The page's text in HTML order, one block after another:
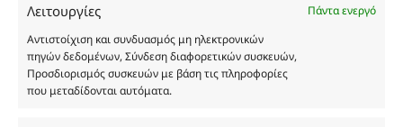
Λειτουργίες
Πάντα ενεργό
Αντιστοίχιση και συνδυασμός μη ηλεκτρονικών
πηγών δεδομένων, Σύνδεση διαφορετικών συσκευών,
Προσδιορισμός συσκευών με βάση τις πληροφορίες
που μεταδίδονται αυτόματα.
και δεν είναι προς πώληση το εικονιζόμενο προϊόν.
Σκοπός τους είναι η διευκόλυνση της επιλογής σας.
Σε καμία περίπτωση δεν αντιστοιχούν στα
αυθεντικά αρώματα και δεν ανταποκρίνονται στην
πραγματικότητα. Πρόθεση της επιχείρησης μας δεν